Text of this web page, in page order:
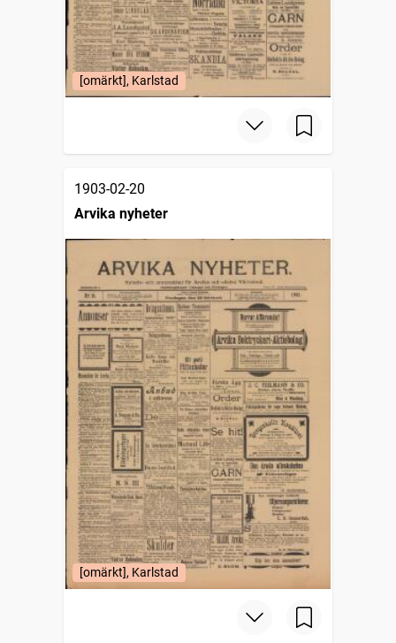
[omärkt], Karlstad
1903-02-20
Arvika nyheter
[omärkt], Karlstad